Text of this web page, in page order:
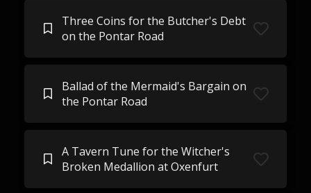
Three Coins for the Butcher's Debt
on the Pontar Road
Ballad of the Mermaid's Bargain on
the Pontar Road
A Tavern Tune for the Witcher's
Broken Medallion at Oxenfurt